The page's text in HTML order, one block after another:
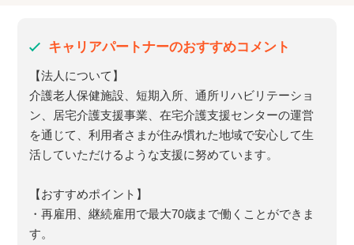
キャリアパートナーのおすすめコメント
【法人について】
介護老人保健施設、短期入所、通所リハビリテーショ
ン、居宅介護支援事業、在宅介護支援センターの運営
を通じて、利用者さまが住み慣れた地域で安心して生
活していただけるような支援に努めています。
【おすすめポイント】
・再雇用、継続雇用で最大70歳まで働くことができま
す。